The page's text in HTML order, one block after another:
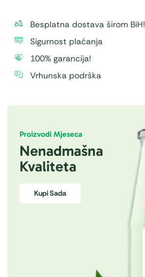
Besplatna dostava širom BiH!
Sigurnost plaćanja
100% garancija!
Vrhunska podrška
Proizvodi Mjeseca
Nenadmašna
Kvaliteta
Kupi Sada